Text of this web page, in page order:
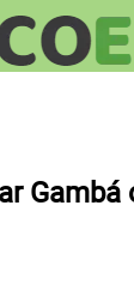
Gambá